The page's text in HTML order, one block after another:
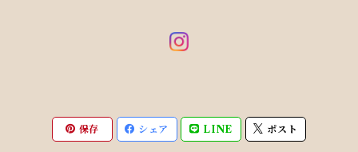
保存 シェア LINE ポスト